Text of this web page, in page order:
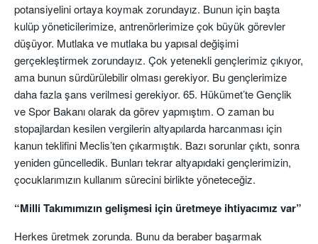
potansiyelini ortaya koymak zorundayız. Bunun için başta
kulüp yöneticilerimize, antrenörlerimize çok büyük görevler
düşüyor. Mutlaka ve mutlaka bu yapısal değişimi
gerçekleştirmek zorundayız. Çok yetenekli gençlerimiz çıkıyor,
ama bunun sürdürülebilir olması gerekiyor. Bu gençlerimize
daha fazla şans verilmesi gerekiyor. 65. Hükümet’te Gençlik
ve Spor Bakanı olarak da görev yapmıştım. O zaman bu
stopajlardan kesilen vergilerin altyapılarda harcanması için
kanun teklifini Meclis’ten çıkarmıştık. Bazı sorunlar çıktı, sonra
yeniden güncelledik. Bunları tekrar altyapıdaki gençlerimizin,
çocuklarımızın kullanım sürecini birlikte yöneteceğiz.
“Milli Takımımızın gelişmesi için üretmeye ihtiyacımız var”
Herkes üretmek zorunda. Bunu da beraber başarmak